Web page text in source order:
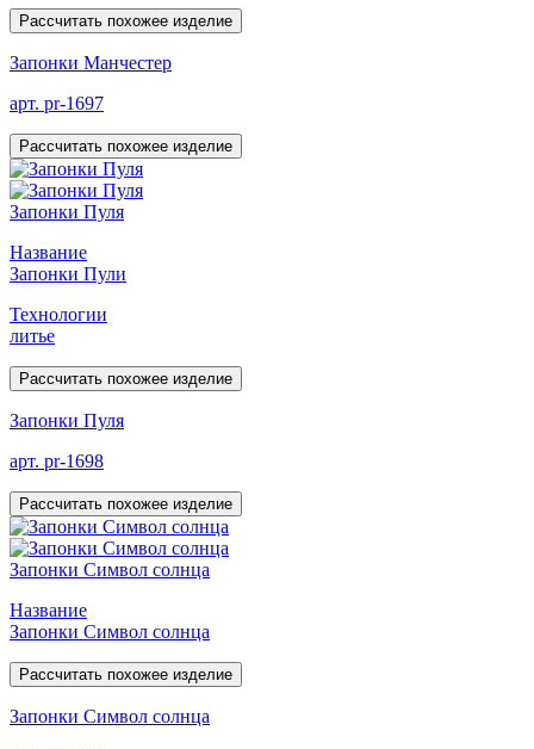
Рассчитать похожее изделие
Запонки Манчестер
арт. pr-1697
Рассчитать похожее изделие
Запонки Пуля
Название
Запонки Пули
Технологии
литье
Рассчитать похожее изделие
Запонки Пуля
арт. pr-1698
Рассчитать похожее изделие
Запонки Символ солнца
Название
Запонки Символ солнца
Рассчитать похожее изделие
Запонки Символ солнца